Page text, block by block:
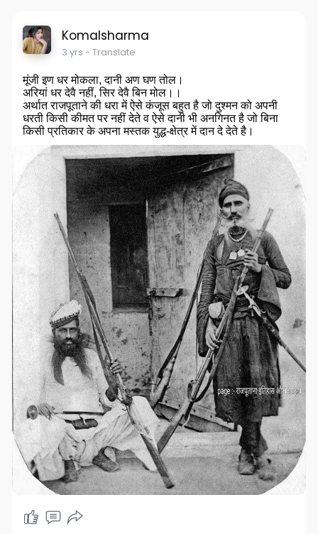
Komalsharma
3 yrs - Translate
मूंजी इण धर मोकला, दानी अण घण तोल।
अरियां धर देवै नहीं, सिर देवै बिन मोल।।
अर्थात राजपूताने की धरा में ऐसे कंजूस बहुत है जो दुश्मन को अपनी
धरती किसी कीमत पर नहीं देते व ऐसे दानी भी अनगिनत है जो बिना
किसी प्रतिकार के अपना मस्तक युद्ध-क्षेत्र में दान दे देते है।